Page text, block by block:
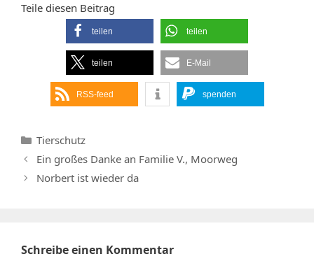
Teile diesen Beitrag
teilen teilen
teilen E-Mail
RSS-feed spenden
Kategorien
Tierschutz
Ein großes Danke an Familie V., Moorweg
Norbert ist wieder da
Schreibe einen Kommentar